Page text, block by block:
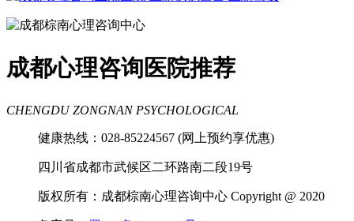
理咨询医院 成都青少年心理咨询机构
成都心理咨询医院推荐
CHENGDU ZONGNAN PSYCHOLOGICAL
健康热线：028-85224567 (网上预约享优惠)
四川省成都市武候区二环路南二段19号
版权所有：成都棕南心理咨询中心 Copyright @ 2020